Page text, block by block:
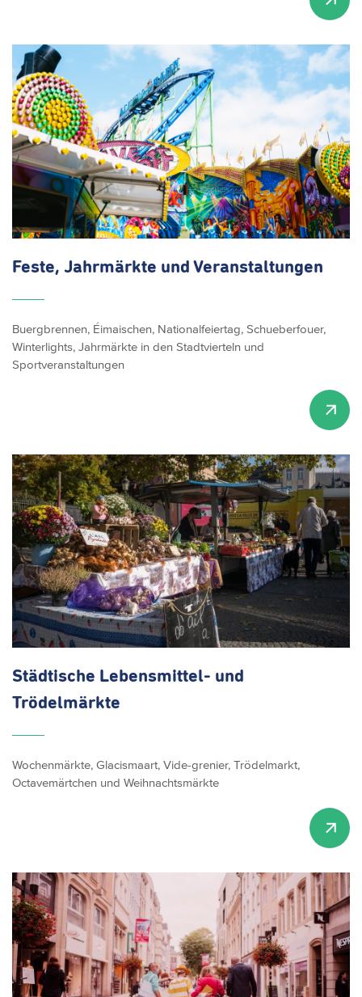
Feste, Jahrmärkte und Veranstaltungen
Buergbrennen, Éimaischen, Nationalfeiertag, Schueberfouer,
Winterlights, Jahrmärkte in den Stadtvierteln und
Sportveranstaltungen
Städtische Lebensmittel- und
Trödelmärkte
Wochenmärkte, Glacismaart, Vide-grenier, Trödelmarkt,
Octavemärtchen und Weihnachtsmärkte